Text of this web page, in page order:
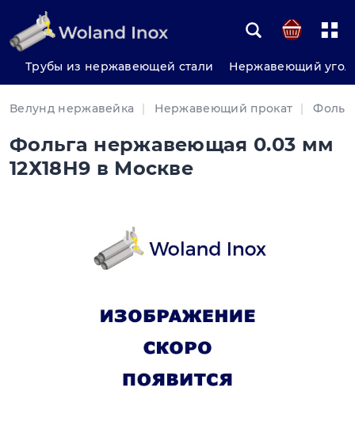
Трубы из нержавеющей стали Нержавеющий
Велунд нержавейка Нержавеющий прокат
Фольга нержавеющая 0.03 мм
12Х18Н9 в Москве